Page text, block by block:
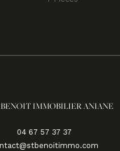
IMMOBILIER ANIANE
04 67 57 37 37